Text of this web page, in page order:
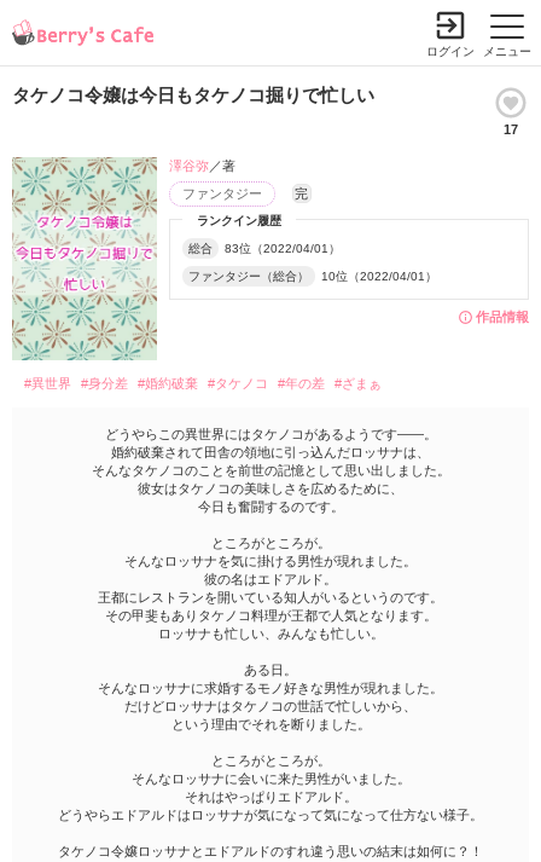
メニュー
ログイン
タケノコ令嬢は今日もタケノコ掘りで忙しい
17
作品情報
ランクイン履歴
総合 83位（2022/04/01）
ファンタジー（総合） 10位（2022/04/01）
ファンタジー 完
澤谷弥／著
#異世界 #身分差 #婚約破棄 #タケノコ #年の差 #ざまぁ
どうやらこの異世界にはタケノコがあるようです――。
婚約破棄されて田舎の領地に引っ込んだロッサナは、
そんなタケノコのことを前世の記憶として思い出しました。
彼女はタケノコの美味しさを広めるために、
今日も奮闘するのです。
ところがところが。
そんなロッサナを気に掛ける男性が現れました。
彼の名はエドアルド。
王都にレストランを開いている知人がいるというのです。
その甲斐もありタケノコ料理が王都で人気となります。
ロッサナも忙しい、みんなも忙しい。
ある日。
そんなロッサナに求婚するモノ好きな男性が現れました。
だけどロッサナはタケノコの世話で忙しいから、
という理由でそれを断りました。
ところがところが。
そんなロッサナに会いに来た男性がいました。
それはやっぱりエドアルド。
どうやらエドアルドはロッサナが気になって気になって仕方ない様子。
タケノコ令嬢ロッサナとエドアルドのすれ違う思いの結末は如何に？！